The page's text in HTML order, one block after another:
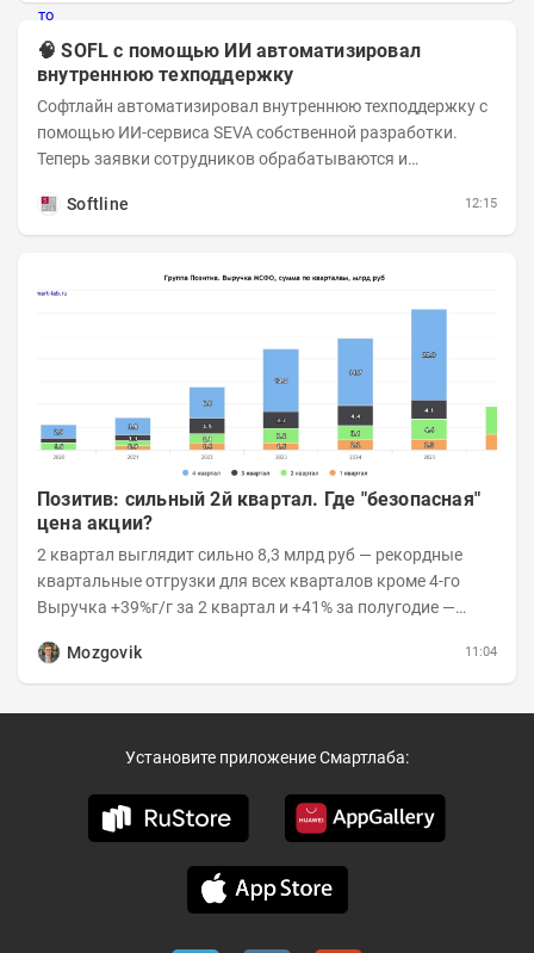
🧠 SOFL с помощью ИИ автоматизировал
внутреннюю техподдержку
Софтлайн автоматизировал внутреннюю техподдержку с
помощью ИИ-сервиса SEVA собственной разработки.
Теперь заявки сотрудников обрабатываются и
и... Softline 12:15
Позитив: сильный 2й квартал. Где "безопасная"
цена акции?
2 квартал выглядит сильно 8,3 млрд руб — рекордные
квартальные отгрузки для всех кварталов кроме 4-го
Выручка +39%г/г за 2 квартал и +41% за полугодие —
Mozgovik
11:04
Установите приложение Смартлаба: